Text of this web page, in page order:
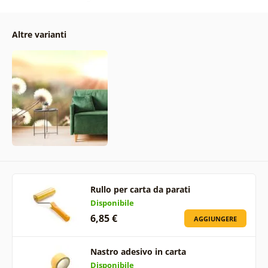
Altre varianti
Rullo per carta da parati
Disponibile
6,85 € AGGIUNGERE
Nastro adesivo in carta
Disponibile